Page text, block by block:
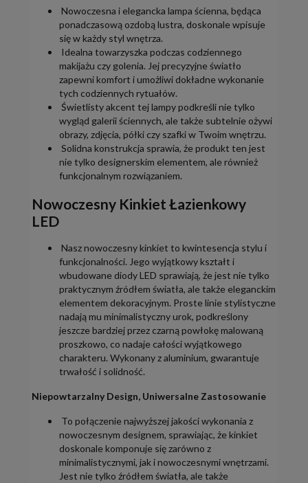
Nowoczesna i elegancka lampa ścienna, będąca
ponadczasową ozdobą lustra, doskonale wpisuje
się w każdy styl wnętrza.
Idealna towarzyszka podczas codziennego
makijażu czy golenia. Jej precyzyjne światło
zapewni komfort i umożliwi dokładne wykonanie
tych codziennych rytuałów.
Świetlisty akcent tej lampy podkreśli nie tylko
wygląd galerii ściennych, ale także subtelnie ożywi
obrazy, zdjęcia, półki czy szafki w Twoim wnętrzu.
Solidna konstrukcja sprawia, że produkt ten jest
nie tylko designerskim elementem, ale również
funkcjonalnym rozwiązaniem.
Nowoczesny Kinkiet Łazienkowy
LED
Nasz nowoczesny kinkiet to kwintesencja stylu i
funkcjonalności. Jego wyjątkowy kształt i
wbudowane diody LED sprawiają, że jest nie tylko
praktycznym źródłem światła, ale także eleganckim
elementem dekoracyjnym. Proste linie stylistyczne
nadają mu minimalistyczny urok, podkreślony
jeszcze bardziej przez czarną powłokę malowaną
proszkowo, co nadaje całości wyjątkowego
charakteru. Wykonany z aluminium, gwarantuje
trwałość i solidność.
Niepowtarzalny Design, Uniwersalne Zastosowanie
To połączenie najwyższej jakości wykonania z
nowoczesnym designem, sprawiając, że kinkiet
doskonale komponuje się zarówno z
minimalistycznymi, jak i nowoczesnymi wnętrzami.
Jest nie tylko źródłem światła, ale także